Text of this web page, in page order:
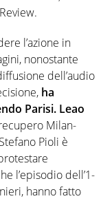
l’azione in
nonostante
dell’audio
ha
Parisi. Leao
Milan-
Pioli è
l’episodio dell’1-
hanno fatto